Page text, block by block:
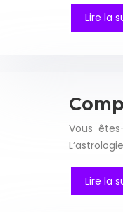
Lire la
Vous
Lire la